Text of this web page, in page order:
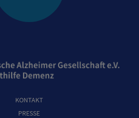
KONTAKT
PRESSE